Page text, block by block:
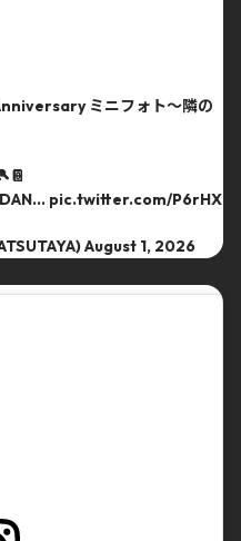
ミニフォト〜隣の
… pic.twitter.com/P6rHX
August 1, 2026